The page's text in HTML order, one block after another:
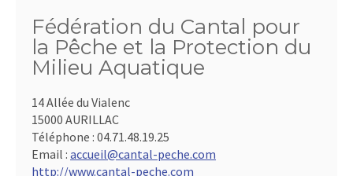
Fédération du Cantal pour
la Pêche et la Protection du
Milieu Aquatique
14 Allée du Vialenc
15000 AURILLAC
Téléphone : 04.71.48.19.25
Email : accueil@cantal-peche.com
http://www.cantal-peche.com